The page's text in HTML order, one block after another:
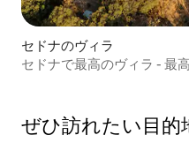
セドナのヴィラ
セドナで最高のヴィラ - 最
ぜひ訪⁠れ⁠た⁠い目⁠的⁠